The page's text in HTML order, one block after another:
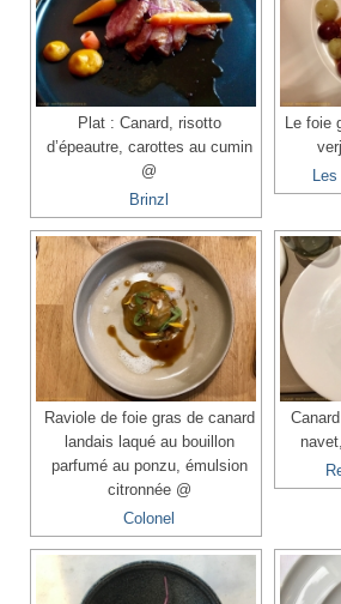
Plat : Canard, risotto
d’épeautre, carottes au cumin
@
Brinzl
Le foie
Raviole de foie gras de canard
landais laqué au bouillon
parfumé au ponzu, émulsion
citronnée @
Colonel